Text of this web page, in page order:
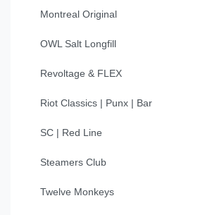
Montreal Original
OWL Salt Longfill
Revoltage & FLEX
Riot Classics | Punx | Bar
SC | Red Line
Steamers Club
Twelve Monkeys